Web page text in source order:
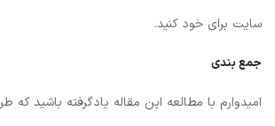
سایت برای خود کنید.
جمع بندی
امیدوارم با مطالعه این مقاله یادگرفته باشید